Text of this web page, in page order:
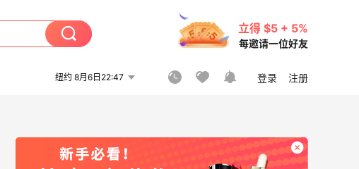
立得 $5 + 5%
每邀请一位好友
纽约 8月6日22:47 登录 注册